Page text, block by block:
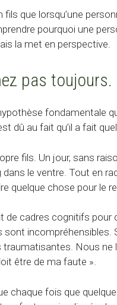
que lorsqu’une
pourquoi une
la met en perspective.
pas toujours.
fondamentale
dû au fait qu’il a fait
fils. Un jour, sans
le ventre. Tout en
quelque chose pour le
de cadres cognitifs
sont
traumatisantes. Nous
être de ma faute ».
chaque fois que